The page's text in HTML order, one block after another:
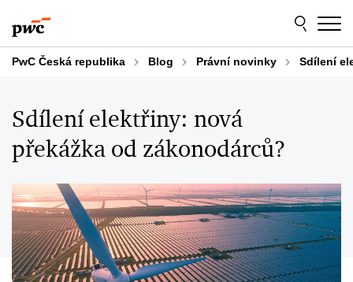
to
content
to
footer
PwC Česká republika Blog Právní novinky Sdílení
Sdílení elektřiny: nová
překážka od zákonodárců?